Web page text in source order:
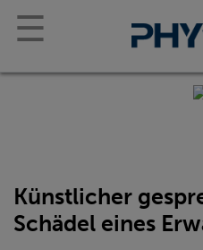
☰
Künstlicher
Schädel eines